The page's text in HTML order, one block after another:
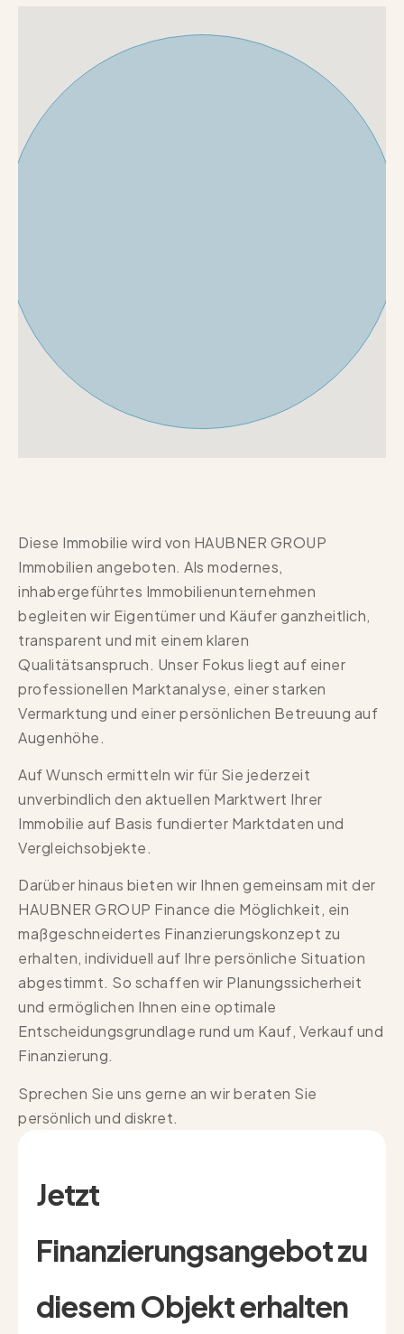
Diese Immobilie wird von HAUBNER GROUP
Immobilien angeboten. Als modernes,
inhabergeführtes Immobilienunternehmen
begleiten wir Eigentümer und Käufer ganzheitlich,
transparent und mit einem klaren
Qualitätsanspruch. Unser Fokus liegt auf einer
professionellen Marktanalyse, einer starken
Vermarktung und einer persönlichen Betreuung auf
Augenhöhe.
Auf Wunsch ermitteln wir für Sie jederzeit
unverbindlich den aktuellen Marktwert Ihrer
Immobilie auf Basis fundierter Marktdaten und
Vergleichsobjekte.
Darüber hinaus bieten wir Ihnen gemeinsam mit der
HAUBNER GROUP Finance die Möglichkeit, ein
maßgeschneidertes Finanzierungskonzept zu
erhalten, individuell auf Ihre persönliche Situation
abgestimmt. So schaffen wir Planungssicherheit
und ermöglichen Ihnen eine optimale
Entscheidungsgrundlage rund um Kauf, Verkauf und
Finanzierung.
Sprechen Sie uns gerne an wir beraten Sie
persönlich und diskret.
Jetzt
Finanzierungsangebot zu
diesem Objekt erhalten